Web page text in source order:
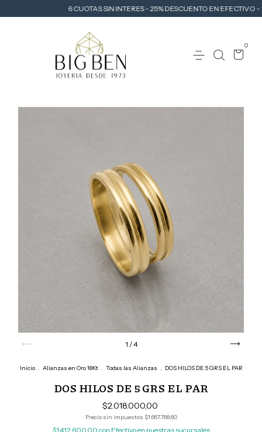
6 CUOTAS SIN INTERES - 25% DESCUENTO EN EFECTIVO -
0
1 /4
Inicio . Alianzas en Oro 18Kt . Todas las Alianzas . DOS HILOS DE 5 GRS EL PAR
DOS HILOS DE 5 GRS EL PAR
$2.018.000,00
Precio sin impuestos $1.667.768,60
$1.412.600,00 con Efectivo en nuestras sucursales